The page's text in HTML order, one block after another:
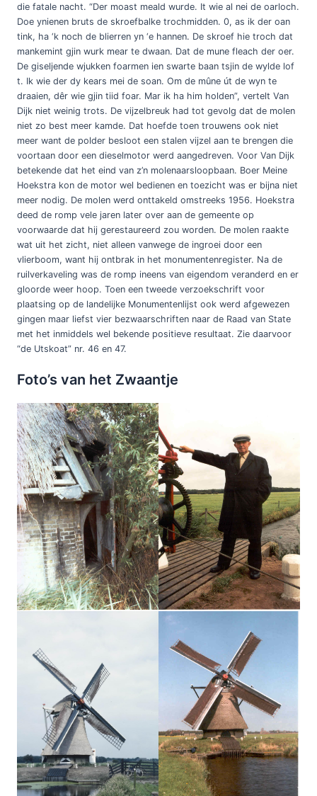
die fatale nacht. “Der moast meald wurde. It wie al nei de oarloch.
Doe ynienen bruts de skroefbalke trochmidden. 0, as ik der oan
tink, ha ‘k noch de blierren yn ‘e hannen. De skroef hie troch dat
mankemint gjin wurk mear te dwaan. Dat de mune fleach der oer.
De giseljende wjukken foarmen ien swarte baan tsjin de wylde lof
t. Ik wie der dy kears mei de soan. Om de mûne út de wyn te
draaien, dêr wie gjin tiid foar. Mar ik ha him holden”, vertelt Van
Dijk niet weinig trots. De vijzelbreuk had tot gevolg dat de molen
niet zo best meer kamde. Dat hoefde toen trouwens ook niet
meer want de polder besloot een stalen vijzel aan te brengen die
voortaan door een dieselmotor werd aangedreven. Voor Van Dijk
betekende dat het eind van z’n molenaarsloopbaan. Boer Meine
Hoekstra kon de motor wel bedienen en toezicht was er bijna niet
meer nodig. De molen werd onttakeld omstreeks 1956. Hoekstra
deed de romp vele jaren later over aan de gemeente op
voorwaarde dat hij gerestaureerd zou worden. De molen raakte
wat uit het zicht, niet alleen vanwege de ingroei door een
vlierboom, want hij ontbrak in het monumentenregister. Na de
ruilverkaveling was de romp ineens van eigendom veranderd en er
gloorde weer hoop. Toen een tweede verzoekschrift voor
plaatsing op de landelijke Monumentenlijst ook werd afgewezen
gingen maar liefst vier bezwaarschriften naar de Raad van State
met het inmiddels wel bekende positieve resultaat. Zie daarvoor
“de Utskoat” nr. 46 en 47.
Foto’s van het Zwaantje